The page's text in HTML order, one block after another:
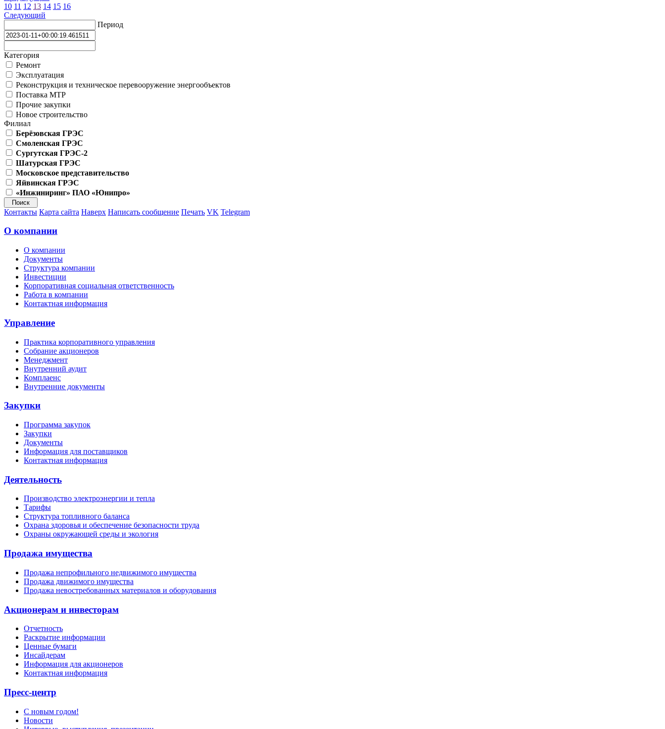
10 11 12 13 14 15 16
Следующий
Период
Категория
Ремонт
Эксплуатация
Реконструкция и техническое перевооружение энергообъектов
Поставка МТР
Прочие закупки
Новое строительство
Филиал
Берёзовская ГРЭС
Смоленская ГРЭС
Сургутская ГРЭС-2
Шатурская ГРЭС
Московское представительство
Яйвинская ГРЭС
«Инжиниринг» ПАО «Юнипро»
Контакты Карта сайта Наверх Написать сообщение Печать VK Telegram
О компании
О компании
Документы
Структура компании
Инвестиции
Корпоративная социальная ответственность
Работа в компании
Контактная информация
Управление
Практика корпоративного управления
Собрание акционеров
Менеджмент
Внутренний аудит
Комплаенс
Внутренние документы
Закупки
Программа закупок
Закупки
Документы
Информация для поставщиков
Контактная информация
Деятельность
Производство электроэнергии и тепла
Тарифы
Структура топливного баланса
Охрана здоровья и обеспечение безопасности труда
Охраны окружающей среды и экология
Продажа имущества
Продажа непрофильного недвижимого имущества
Продажа движимого имущества
Продажа невостребованных материалов и оборудования
Акционерам и инвесторам
Отчетность
Раскрытие информации
Ценные бумаги
Инсайдерам
Информация для акционеров
Контактная информация
Пресс-центр
С новым годом!
Новости